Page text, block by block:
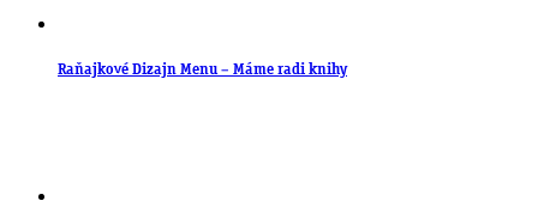
Raňajkové Dizajn Menu – Máme radi knihy